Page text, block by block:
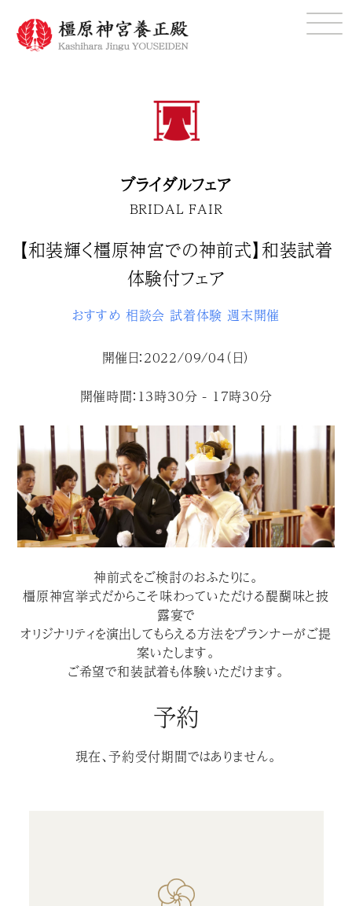
ブライダルフェア
BRIDAL FAIR
【和装輝く橿原神宮での神前式】和装試着
体験付フェア
おすすめ 相談会 試着体験 週末開催
開催日：2022/09/04（日）
開催時間：13時30分 - 17時30分
神前式をご検討のおふたりに。
橿原神宮挙式だからこそ味わっていただける醍醐味と披
露宴で
オリジナリティを演出してもらえる方法をプランナーがご提
案いたします。
ご希望で和装試着も体験いただけます。
予約
現在、予約受付期間ではありません。